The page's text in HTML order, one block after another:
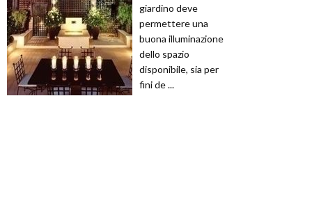
giardino deve
permettere una
buona illuminazione
dello spazio
disponibile, sia per
fini de ...